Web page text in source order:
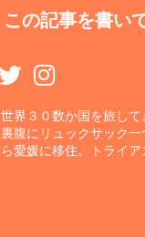
この記事を書い
世界３０数か国を旅し
裏腹にリュックサック
ら愛媛に移住。トライ